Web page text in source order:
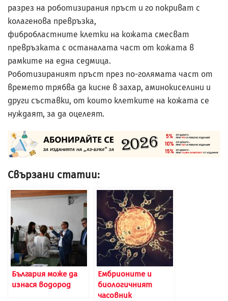
разрез на роботизирания пръст и го покриват с
колагенова превръзка,
фибробластните клетки на кожата смесват
превръзката с останалата част от кожата в
рамките на една седмица.
Роботизираният пръст през по-голямата част от
времето трябва да кисне в захар, аминокиселини и
други съставки, от които клетките на кожата се
нуждаят, за да оцелеят.
Свързани статии:
България може да
изнася водород
Ембрионите и
биологичният
часовник